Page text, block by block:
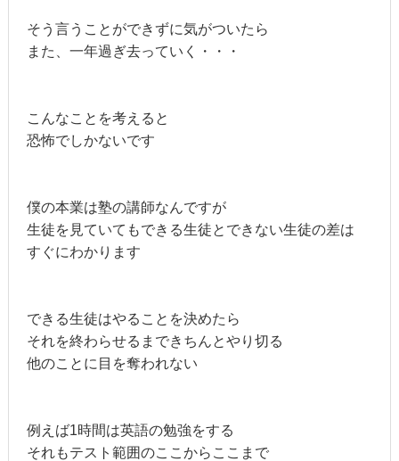
そう言うことができずに気がついたら
また、一年過ぎ去っていく・・・
こんなことを考えると
恐怖でしかないです
僕の本業は塾の講師なんですが
生徒を見ていてもできる生徒とできない生徒の差は
すぐにわかります
できる生徒はやることを決めたら
それを終わらせるまできちんとやり切る
他のことに目を奪われない
例えば1時間は英語の勉強をする
それもテスト範囲のここからここまで